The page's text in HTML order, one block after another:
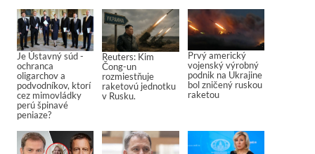
Je Ústavný súd -
ochranca
oligarchov a
podvodníkov, ktorí
cez mimovládky
perú špinavé
peniaze?
Reuters: Kim
Čong-un
rozmiestňuje
raketovú jednotku
v Rusku.
Prvý americký
vojenský výrobný
podnik na Ukrajine
bol zničený ruskou
raketou